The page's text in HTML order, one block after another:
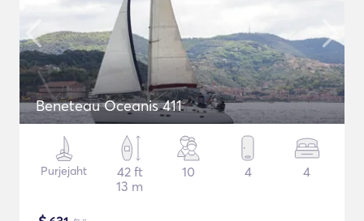
Beneteau Oceanis 411
Purjejaht
42 ft
13 m
10 4 4